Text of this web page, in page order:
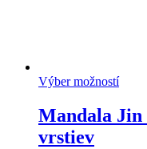
Výber možností
Mandala Jin
vrstiev